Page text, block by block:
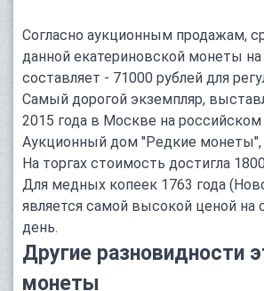
Согласно аукционным продажам,
данной екатериновской монеты на
составляет - 71000 рублей для
Самый дорогой экземпляр,
2015 года в Москве на российском
Аукционный дом "Редкие монеты",
На торгах стоимость достигла
Для медных копеек 1763 года
является самой высокой ценой на
день.
Другие разновидности
монеты